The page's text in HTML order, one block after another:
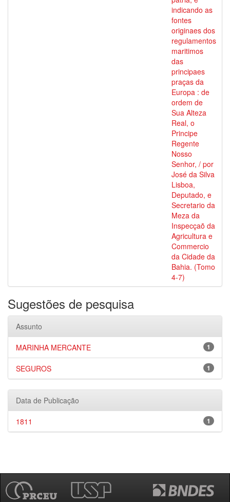
indicando as
fontes
originaes dos
regulamentos
maritimos
das
principaes
praças da
Europa : de
ordem de
Sua Alteza
Real, o
Principe
Regente
Nosso
Senhor, / por
José da Silva
Lisboa,
Deputado, e
Secretario da
Meza da
Inspecçaõ da
Agricultura e
Commercio
da Cidade da
Bahia. (Tomo
4-7)
Sugestões de pesquisa
Assunto
1
MARINHA MERCANTE
1
SEGUROS
Data de Publicação
1
1811